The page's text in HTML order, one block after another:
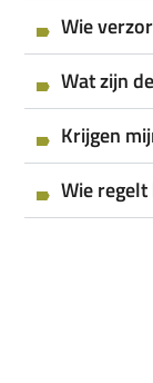
Wie
Wat zijn
Krijgen
Wie